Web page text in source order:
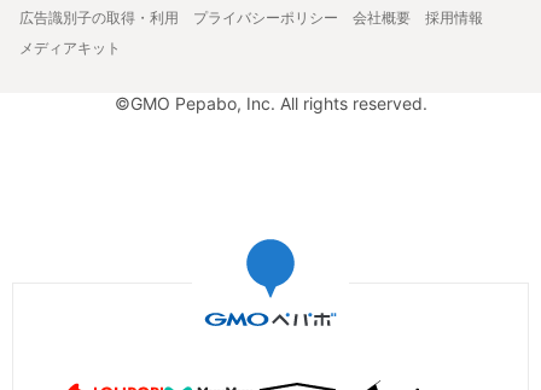
広告識別子の取得・利用
プライバシーポリシー 会社概要
採用情報
メディアキット
©GMO Pepabo, Inc. All rights reserved.